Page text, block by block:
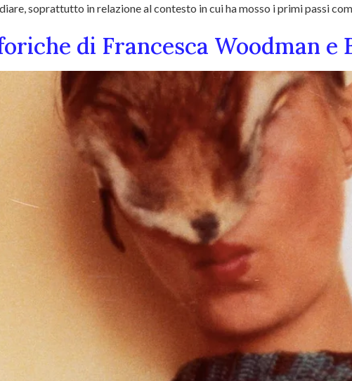
soprattutto in relazione al contesto in cui ha mosso i primi passi
di Francesca Woodman e